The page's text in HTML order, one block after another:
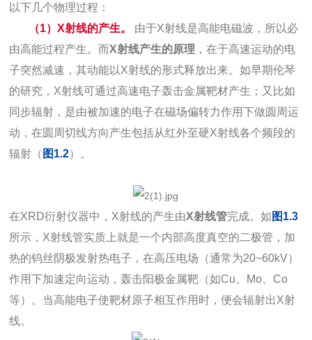
以下几个物理过程：
（1）X射线的产生。
由于X射线是高能电磁波，所以必
由高能过程产生。而X射线产生的原理 ，在于高速运动的电
子突然减速，其动能以X射线的形式释放出来。如早期伦琴
的研究，X射线可通过高速电子轰击金属靶材产生；又比如
同步辐射，是由被加速的电子在磁场偏转力作用下做圆周运
动，在圆周切线方向产生包括从红外至硬X射线各个频段的
辐射（ 图1.2）。
在XRD衍射仪器中，X射线的产生由X射线管完成。如 图1.3
所示，X射线管实质上就是一个内部高度真空的二极管，加
热的钨丝阴极发射热电子，在高压电场（通常为20~60kV）
作用下加速定向运动，轰击阳极金属靶（如Cu、Mo、Co
等）。当高能电子使靶材原子相互作用时，便会辐射出X射
线。